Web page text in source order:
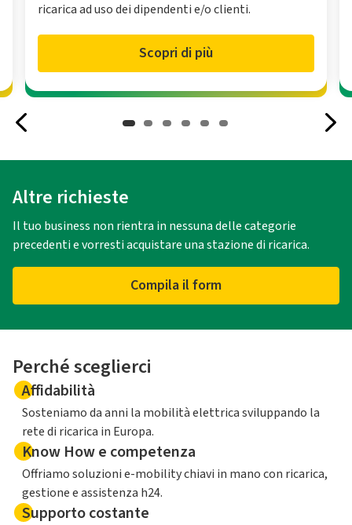
ricarica ad uso dei dipendenti e/o clienti.
Scopri di più
Altre richieste
Il tuo business non rientra in nessuna delle categorie
precedenti e vorresti acquistare una stazione di ricarica.
Compila il form
Perché sceglierci
Affidabilità
Sosteniamo da anni la mobilità elettrica sviluppando la
rete di ricarica in Europa.
Know How e competenza
Offriamo soluzioni e-mobility chiavi in mano con ricarica,
gestione e assistenza h24.
Supporto costante